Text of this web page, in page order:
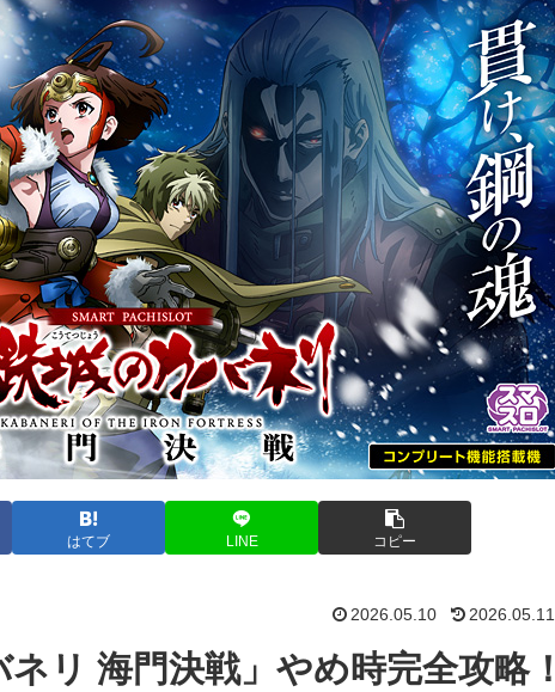
はてブ LINE コピー
2026.05.10 2026.05.11
リ 海門決戦」やめ時完全攻略！